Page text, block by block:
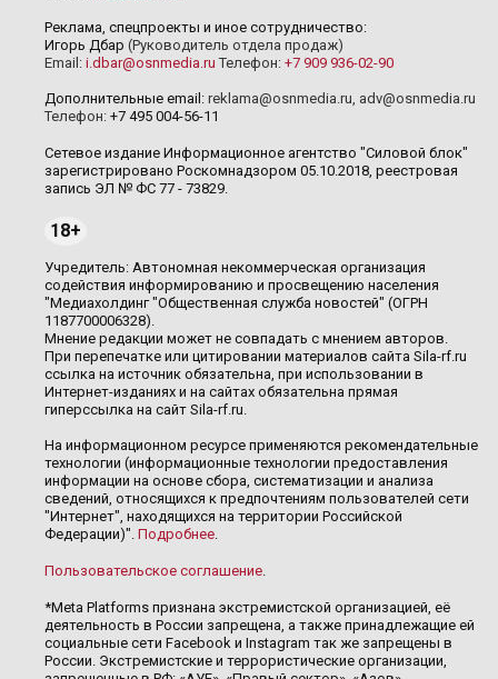
Реклама, спецпроекты и иное сотрудничество:
Игорь Дбар (Руководитель отдела продаж)
Email: i.dbar@osnmedia.ru Телефон: +7 909 936-02-90
Дополнительные email: reklama@osnmedia.ru, adv@osnmedia.ru
Телефон: +7 495 004-56-11
Сетевое издание Информационное агентство "Силовой блок"
зарегистрировано Роскомнадзором 05.10.2018, реестровая
запись ЭЛ № ФС 77 - 73829.
18+
Учредитель: Автономная некоммерческая организация
содействия информированию и просвещению населения
"Медиахолдинг "Общественная служба новостей" (ОГРН
1187700006328).
Мнение редакции может не совпадать с мнением авторов.
При перепечатке или цитировании материалов сайта Sila-rf.ru
ссылка на источник обязательна, при использовании в
Интернет-изданиях и на сайтах обязательна прямая
гиперссылка на сайт Sila-rf.ru.
На информационном ресурсе применяются рекомендательные
технологии (информационные технологии предоставления
информации на основе сбора, систематизации и анализа
сведений, относящихся к предпочтениям пользователей сети
"Интернет", находящихся на территории Российской
Федерации)". Подробнее.
Пользовательское соглашение.
*Meta Platforms признана экстремистской организацией, её
деятельность в России запрещена, а также принадлежащие ей
социальные сети Facebook и Instagram так же запрещены в
России. Экстремистские и террористические организации,